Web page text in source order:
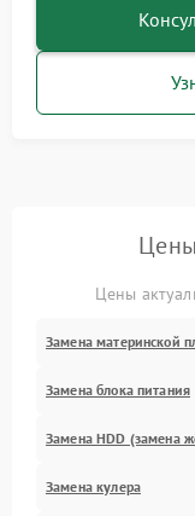
Цены
Замена материнской
Замена блока питания
Замена HDD (замена
Замена кулера